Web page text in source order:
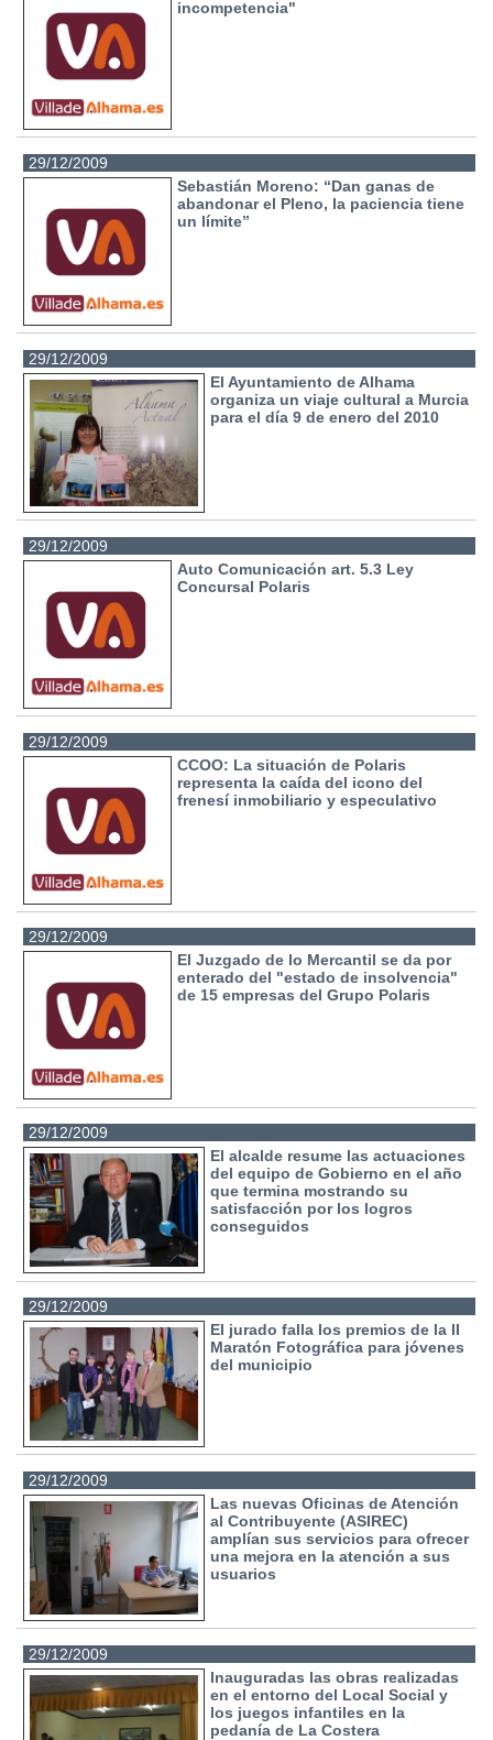
incompetencia"
29/12/2009
Sebastián Moreno: “Dan ganas de
abandonar el Pleno, la paciencia tiene
un límite”
29/12/2009
El Ayuntamiento de Alhama
organiza un viaje cultural a Murcia
para el día 9 de enero del 2010
29/12/2009
Auto Comunicación art. 5.3 Ley
Concursal Polaris
29/12/2009
CCOO: La situación de Polaris
representa la caída del icono del
frenesí inmobiliario y especulativo
29/12/2009
El Juzgado de lo Mercantil se da por
enterado del "estado de insolvencia"
de 15 empresas del Grupo Polaris
29/12/2009
El alcalde resume las actuaciones
del equipo de Gobierno en el año
que termina mostrando su
satisfacción por los logros
conseguidos
29/12/2009
El jurado falla los premios de la II
Maratón Fotográfica para jóvenes
del municipio
29/12/2009
Las nuevas Oficinas de Atención
al Contribuyente (ASIREC)
amplían sus servicios para ofrecer
una mejora en la atención a sus
usuarios
29/12/2009
Inauguradas las obras realizadas
en el entorno del Local Social y
los juegos infantiles en la
pedanía de La Costera